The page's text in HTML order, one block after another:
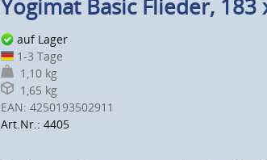
Yogimat Basic Flieder, 183
auf Lager
1-3 Tage
1,10 kg
1,65 kg
EAN: 4250193502911
Art.Nr.: 4405